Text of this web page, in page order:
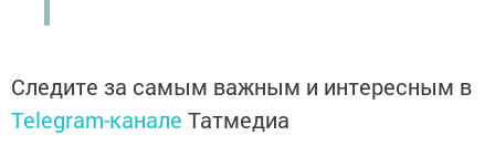
Следите за самым важным и интересным в
Telegram-канале Татмедиа